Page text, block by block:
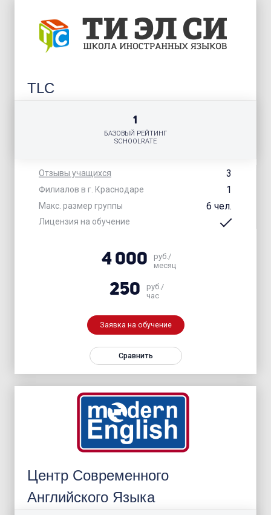
TLC
Отзывы учащихся 3
Филиалов в г. Краснодаре 1
Макс. размер группы 6 чел.
Лицензия на обучение
1
БАЗОВЫЙ РЕЙТИНГ
SCHOOLRATE
4 000
руб./
месяц
250
руб./
час
Заявка на обучение
Сравнить
Центр Современного
Английского Языка